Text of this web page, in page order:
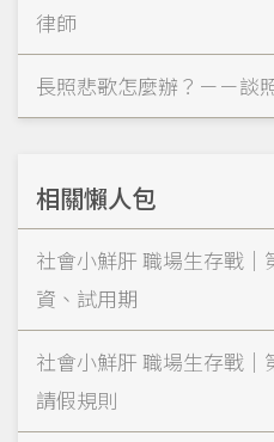
律師
長照悲歌怎麼辦？－－談
相關懶人包
社會小鮮肝 職場生存戰
資、試用期
社會小鮮肝 職場生存戰｜
請假規則